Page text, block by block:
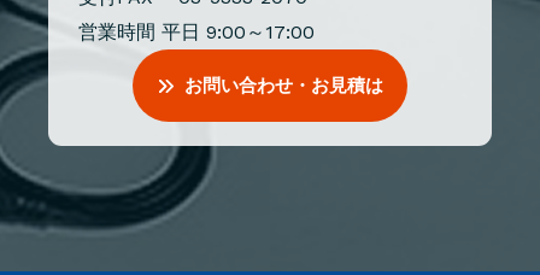
営業時間 平日 9:00～17:00
お問い合わせ・お見積は